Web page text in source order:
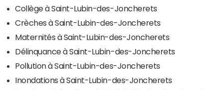
Collège à Saint-Lubin-des-Joncherets
Crèches à Saint-Lubin-des-Joncherets
Maternités à Saint-Lubin-des-Joncherets
Délinquance à Saint-Lubin-des-Joncherets
Pollution à Saint-Lubin-des-Joncherets
Inondations à Saint-Lubin-des-Joncherets